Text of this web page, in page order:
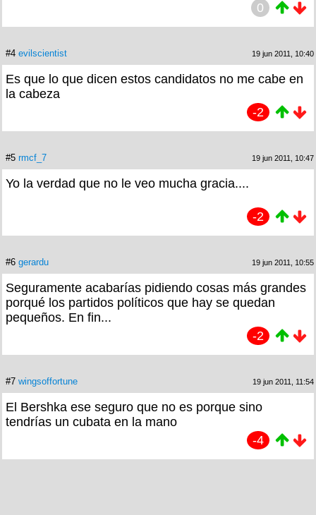
0
#4 evilscientist 19 jun 2011, 10:40
Es que lo que dicen estos candidatos no me cabe en
la cabeza
-2
#5 rmcf_7 19 jun 2011, 10:47
Yo la verdad que no le veo mucha gracia....
-2
#6 gerardu 19 jun 2011, 10:55
Seguramente acabarías pidiendo cosas más grandes
porqué los partidos políticos que hay se quedan
pequeños. En fin...
-2
#7 wingsoffortune 19 jun 2011, 11:54
El Bershka ese seguro que no es porque sino
tendrías un cubata en la mano
-4